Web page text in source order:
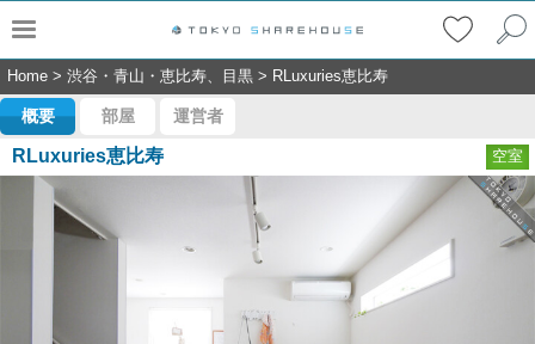
Home > 渋谷・青山・恵比寿、目黒 > RLuxuries恵比寿
概要 部屋 運営者
RLuxuries恵比寿 空室